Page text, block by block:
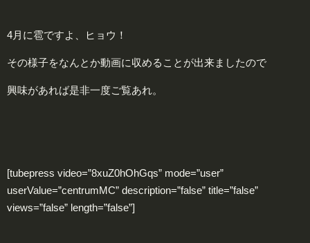
4月に雹ですよ、ヒョウ！
その様子をなんとか動画に収めることが出来ましたので
興味があれば是非一度ご覧あれ。
[tubepress video=”8xuZ0hOhGqs” mode=”user”
userValue=”centrumMC” description=”false” title=”false”
views=”false” length=”false”]